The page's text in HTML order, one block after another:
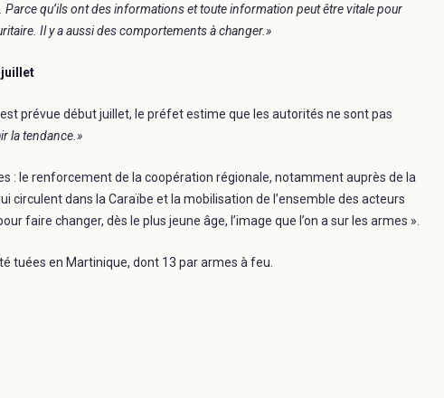
qu’ils ont des informations et toute information peut être vitale pour
Il y a aussi des comportements à changer.»
juillet
prévue début juillet, le préfet estime que les autorités ne sont pas
la tendance.»
: le renforcement de la coopération régionale, notamment auprès de la
circulent dans la Caraïbe et la mobilisation de l’ensemble des acteurs
faire changer, dès le plus jeune âge, l’image que l’on a sur les armes ».
tuées en Martinique, dont 13 par armes à feu.